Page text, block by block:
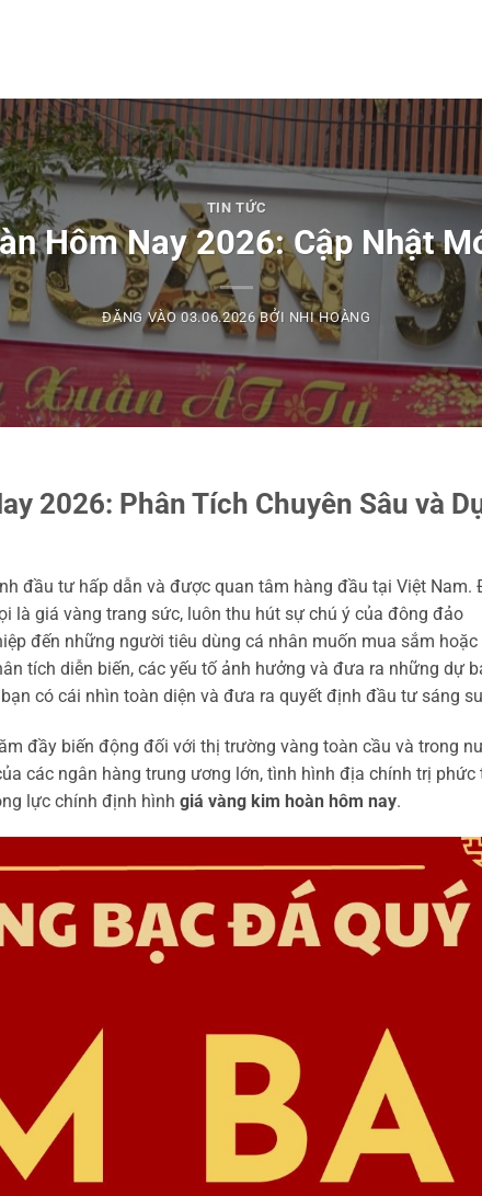
TIN TỨC
Hôm Nay 2026: Cập Nhật
ĐĂNG VÀO03.06.2026 BỞI NHI HOÀNG
2026: Phân Tích Chuyên Sâu và
đầu tư hấp dẫn và được quan tâm hàng đầu tại Việt Nam.
là giá vàng trang sức, luôn thu hút sự chú ý của đông đảo
đến những người tiêu dùng cá nhân muốn mua sắm hoặc
tích diễn biến, các yếu tố ảnh hưởng và đưa ra những dự
có cái nhìn toàn diện và đưa ra quyết định đầu tư sáng
đầy biến động đối với thị trường vàng toàn cầu và trong
các ngân hàng trung ương lớn, tình hình địa chính trị phức
lực chính định hình giá vàng kim hoàn hôm nay.